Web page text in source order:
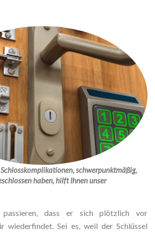
schwerpunktmäßig,
haben, hilft Ihnen unser
passieren, dass er sich plötzlich vor
wiederfindet. Sei es, weil der Schlüssel